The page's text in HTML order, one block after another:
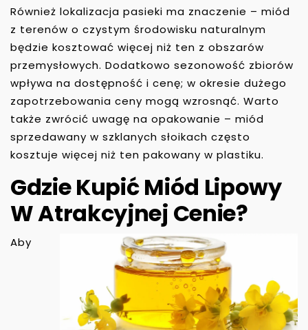
Również lokalizacja pasieki ma znaczenie – miód
z terenów o czystym środowisku naturalnym
będzie kosztować więcej niż ten z obszarów
przemysłowych. Dodatkowo sezonowość zbiorów
wpływa na dostępność i cenę; w okresie dużego
zapotrzebowania ceny mogą wzrosnąć. Warto
także zwrócić uwagę na opakowanie – miód
sprzedawany w szklanych słoikach często
kosztuje więcej niż ten pakowany w plastiku.
Gdzie Kupić Miód Lipowy
W Atrakcyjnej Cenie?
Aby